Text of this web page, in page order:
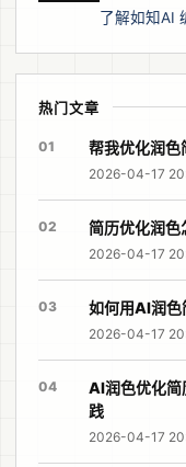
了解如知AI
热门文章
01 帮我优化润
2026-04-17
02 简历优化润
2026-04-17
03 如何用AI润
2026-04-17
04
AI润色优化
践
2026-04-17